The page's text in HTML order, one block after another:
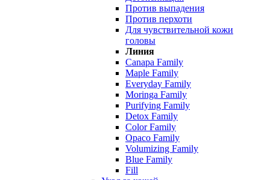
Против выпадения
Против перхоти
Для чувствительной кожи
головы
Линия
Canapa Family
Maple Family
Everyday Family
Moringa Family
Purifying Family
Detox Family
Color Family
Opaco Family
Volumizing Family
Blue Family
Fill